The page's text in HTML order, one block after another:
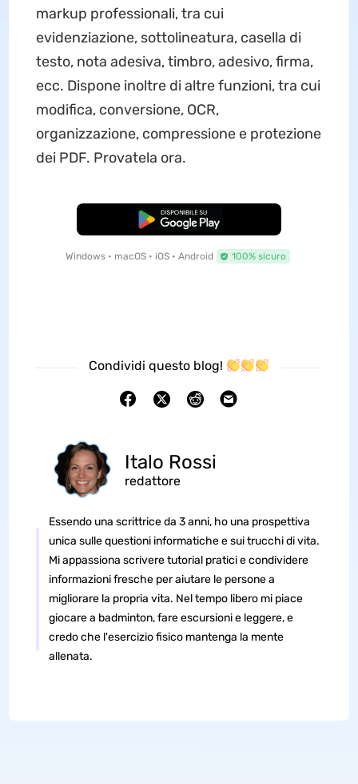
markup professionali, tra cui
evidenziazione, sottolineatura, casella di
testo, nota adesiva, timbro, adesivo, firma,
ecc. Dispone inoltre di altre funzioni, tra cui
modifica, conversione, OCR,
organizzazione, compressione e protezione
dei PDF. Provatela ora.
Download Gratis
Windows • macOS • iOS • Android 100% sicuro
Condividi questo blog!
Italo Rossi
redattore
Essendo una scrittrice da 3 anni, ho una prospettiva
unica sulle questioni informatiche e sui trucchi di vita.
Mi appassiona scrivere tutorial pratici e condividere
informazioni fresche per aiutare le persone a
migliorare la propria vita. Nel tempo libero mi piace
giocare a badminton, fare escursioni e leggere, e
credo che l'esercizio fisico mantenga la mente
allenata.